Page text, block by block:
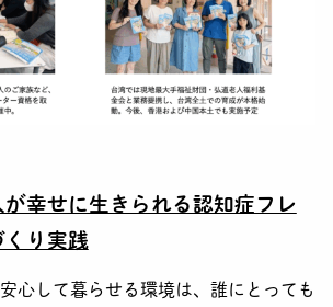
が幸せに生きられる認知症フレ
り実践
心して暮らせる環境は、誰にとっても